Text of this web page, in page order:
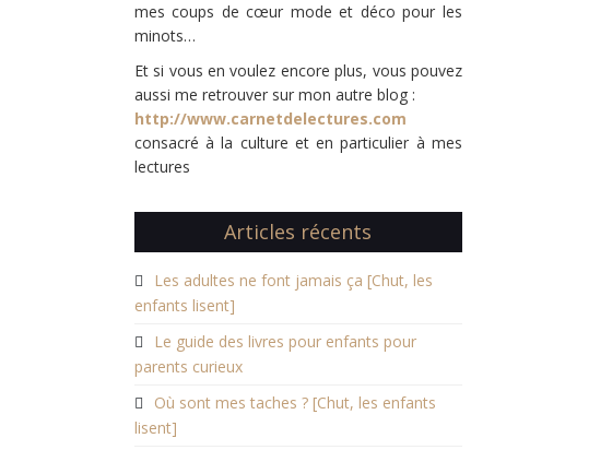
mes coups de cœur mode et déco pour les
minots…
Et si vous en voulez encore plus, vous pouvez
aussi me retrouver sur mon autre blog :
http://www.carnetdelectures.com
consacré à la culture et en particulier à mes
lectures
Articles récents
Les adultes ne font jamais ça [Chut, les
enfants lisent]
Le guide des livres pour enfants pour
parents curieux
Où sont mes taches ? [Chut, les enfants
lisent]